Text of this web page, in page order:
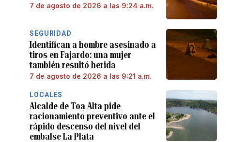
7 de agosto de 2026 a las 9:24 a.m.
SEGURIDAD
Identifican a hombre asesinado a
tiros en Fajardo: una mujer
también resultó herida
7 de agosto de 2026 a las 9:21 a.m.
LOCALES
Alcalde de Toa Alta pide
racionamiento preventivo ante el
rápido descenso del nivel del
embalse La Plata